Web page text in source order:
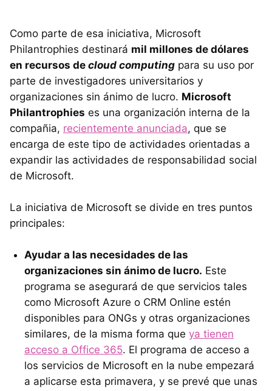
Como parte de esa iniciativa, Microsoft
Philantrophies destinará mil millones de dólares
en recursos de cloud computing para su uso por
parte de investigadores universitarios y
organizaciones sin ánimo de lucro. Microsoft
Philantrophies es una organización interna de la
compañia, recientemente anunciada, que se
encarga de este tipo de actividades orientadas a
expandir las actividades de responsabilidad social
de Microsoft.
La iniciativa de Microsoft se divide en tres puntos
principales:
Ayudar a las necesidades de las
organizaciones sin ánimo de lucro. Este
programa se asegurará de que servicios tales
como Microsoft Azure o CRM Online estén
disponibles para ONGs y otras organizaciones
similares, de la misma forma que ya tienen
acceso a Office 365. El programa de acceso a
los servicios de Microsoft en la nube empezará
a aplicarse esta primavera, y se prevé que unas